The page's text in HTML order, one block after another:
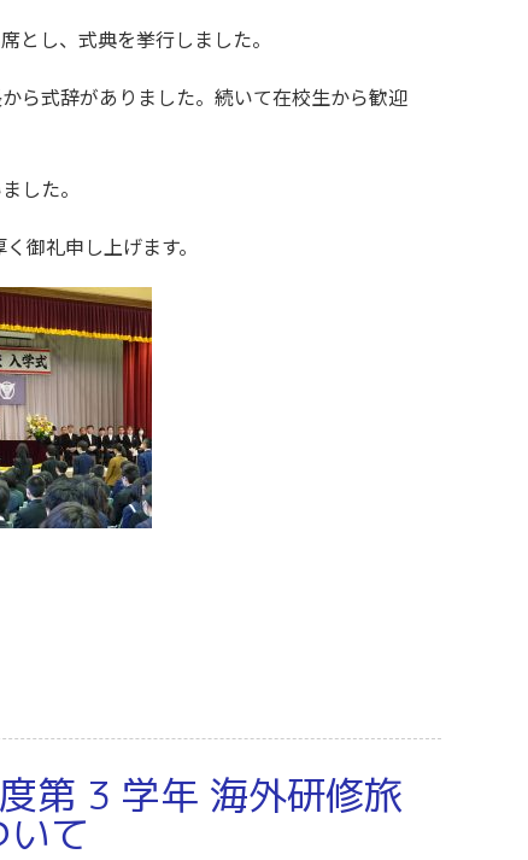
とし、式典を挙行しました。
ら式辞がありました。続いて在校生から歓迎
した。
御礼申し上げます。
第 3 学年 海外研修旅
て